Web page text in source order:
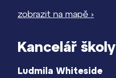
zobrazit na mapě ›
Kancelář školy
Ludmila Whiteside